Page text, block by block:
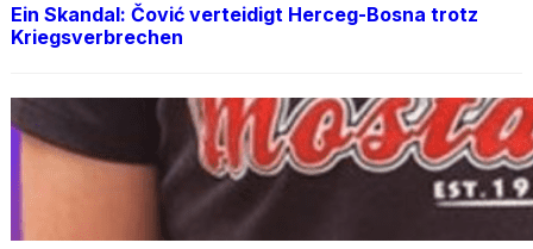
Ein Skandal: Čović verteidigt Herceg-Bosna trotz
Kriegsverbrechen